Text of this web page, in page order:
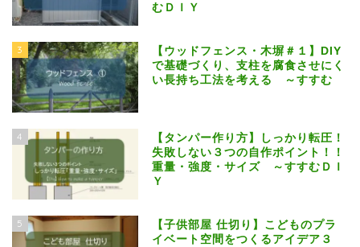
むＤＩＹ
3
【ウッドフェンス・木塀＃１】DIY
で基礎づくり、支柱を腐食させにく
い長持ち工法を考える ～すすむ
4
【タンパー作り方】しっかり転圧！
失敗しない３つの自作ポイント！！
重量・強度・サイズ ～すすむＤＩ
Ｙ
5
【子供部屋 仕切り】こどものプラ
イベート空間をつくるアイデア３